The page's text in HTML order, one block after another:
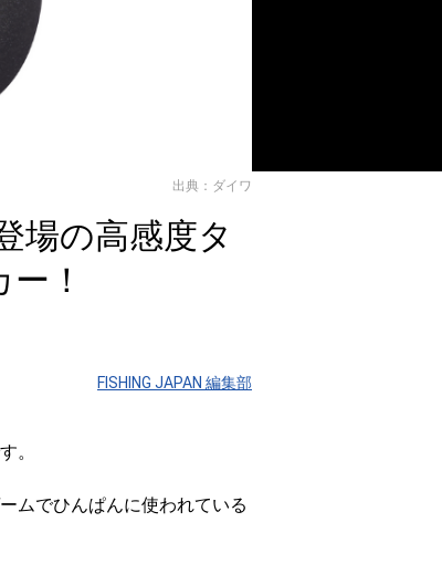
出典：ダイワ
場の高感度タ
！
FISHING JAPAN 編集部
。
ムでひんぱんに使われている